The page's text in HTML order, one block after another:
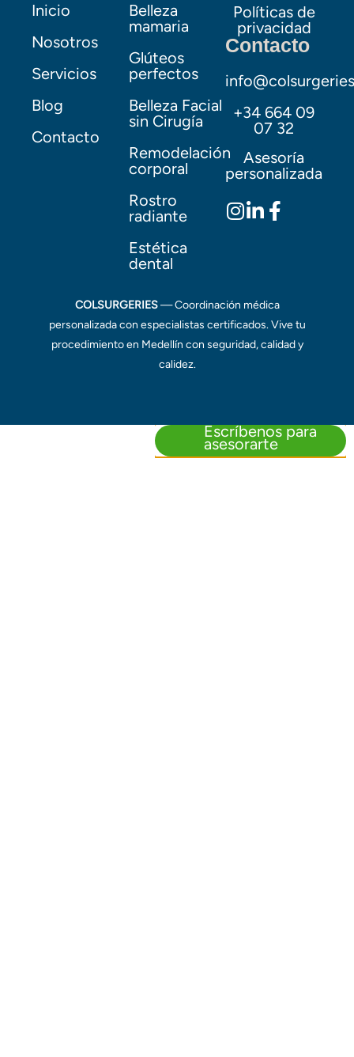
Inicio
Nosotros
Servicios
Blog
Contacto
Belleza
mamaria
Glúteos
perfectos
Belleza Facial
sin Cirugía
Remodelación
corporal
Rostro
radiante
Estética
dental
Políticas de
privacidad
Contacto
+34 664 09
07 32
Asesoría
personalizada
COLSURGERIES— Coordinación médica
personalizada con especialistas certificados. Vive tu
procedimiento en Medellín con seguridad, calidad y
calidez.
Escríbenos para
asesorarte